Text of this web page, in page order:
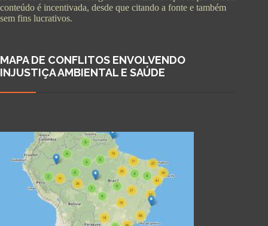
conteúdo é incentivada, desde que citando a fonte e também
sem fins lucrativos.
MAPA DE CONFLITOS ENVOLVENDO
INJUSTIÇA AMBIENTAL E SAÚDE